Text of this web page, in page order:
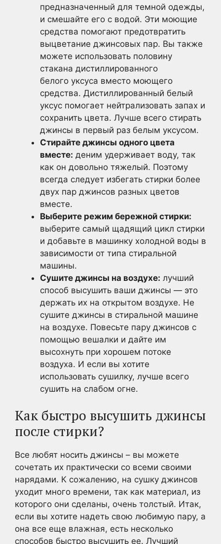
предназначенный для темной одежды,
и смешайте его с водой. Эти моющие
средства помогают предотвратить
выцветание джинсовых пар. Вы также
можете использовать половину
стакана дистиллированного
белого уксуса вместо моющего
средства. Дистиллированный белый
уксус помогает нейтрализовать запах и
сохранить цвета. Лучше всего стирать
джинсы в первый раз белым уксусом.
Стирайте джинсы одного цвета
вместе: деним удерживает воду, так
как он довольно тяжелый. Поэтому
всегда следует избегать стирки более
двух пар джинсов разных цветов
вместе.
Выберите режим бережной стирки:
выберите самый щадящий цикл стирки
и добавьте в машинку холодной воды в
зависимости от типа стиральной
машины.
Сушите джинсы на воздухе: лучший
способ высушить ваши джинсы — это
держать их на открытом воздухе. Не
сушите джинсы в стиральной машине
на воздухе. Повесьте пару джинсов с
помощью вешалки и дайте им
высохнуть при хорошем потоке
воздуха. И если вы хотите
использовать сушилку, лучше всего
сушить на слабом огне.
Как быстро высушить джинсы
после стирки?
Все любят носить джинсы – вы можете
сочетать их практически со всеми своими
нарядами. К сожалению, на сушку джинсов
уходит много времени, так как материал, из
которого они сделаны, очень толстый. Итак,
если вы хотите надеть свою любимую пару, а
она все еще влажная, есть несколько
способов быстро высушить ее. Лучший